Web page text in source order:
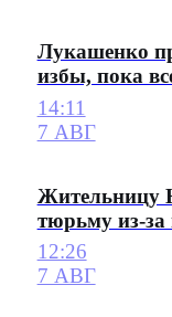
Лукашенко
избы, пока
14:11
7 АВГ
Жительницу
тюрьму из-
12:26
7 АВГ